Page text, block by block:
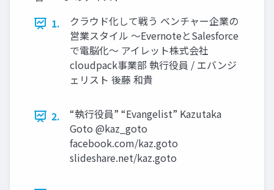
1.
クラウド化して戦う ベンチャー企業の
営業スタイル 〜EvernoteとSalesforce
で電脳化〜 アイレット株式会社
cloudpack事業部 執行役員 / エバンジ
ェリスト 後藤 和貴
2.
“執行役員” “Evangelist” Kazutaka
Goto @kaz_goto
facebook.com/kaz.goto
slideshare.net/kaz.goto